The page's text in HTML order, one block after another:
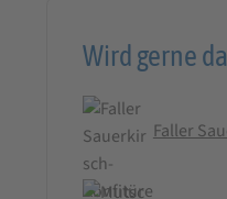
Wird gerne
Faller